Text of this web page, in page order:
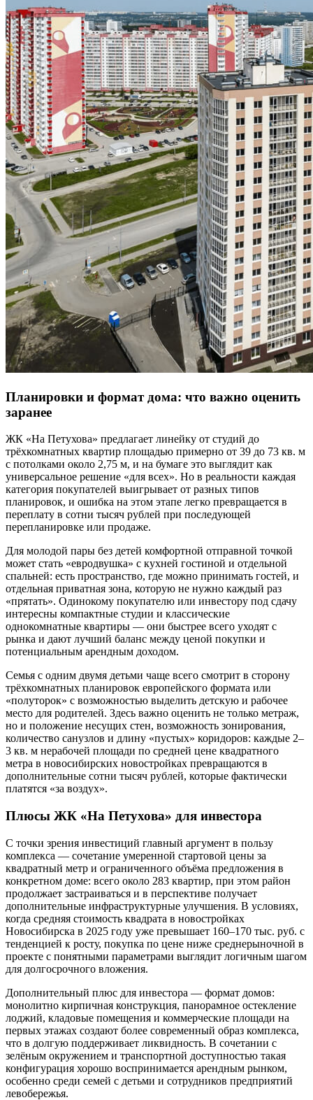
Планировки и формат дома: что важно оценить
заранее
ЖК «На Петухова» предлагает линейку от студий до
трёхкомнатных квартир площадью примерно от 39 до 73 кв. м
с потолками около 2,75 м, и на бумаге это выглядит как
универсальное решение «для всех». Но в реальности каждая
категория покупателей выигрывает от разных типов
планировок, и ошибка на этом этапе легко превращается в
переплату в сотни тысяч рублей при последующей
перепланировке или продаже.
Для молодой пары без детей комфортной отправной точкой
может стать «евродвушка» с кухней гостиной и отдельной
спальней: есть пространство, где можно принимать гостей, и
отдельная приватная зона, которую не нужно каждый раз
«прятать». Одинокому покупателю или инвестору под сдачу
интересны компактные студии и классические
однокомнатные квартиры — они быстрее всего уходят с
рынка и дают лучший баланс между ценой покупки и
потенциальным арендным доходом.
Семья с одним двумя детьми чаще всего смотрит в сторону
трёхкомнатных планировок европейского формата или
«полуторок» с возможностью выделить детскую и рабочее
место для родителей. Здесь важно оценить не только метраж,
но и положение несущих стен, возможность зонирования,
количество санузлов и длину «пустых» коридоров: каждые 2–
3 кв. м нерабочей площади по средней цене квадратного
метра в новосибирских новостройках превращаются в
дополнительные сотни тысяч рублей, которые фактически
платятся «за воздух».
Плюсы ЖК «На Петухова» для инвестора
С точки зрения инвестиций главный аргумент в пользу
комплекса — сочетание умеренной стартовой цены за
квадратный метр и ограниченного объёма предложения в
конкретном доме: всего около 283 квартир, при этом район
продолжает застраиваться и в перспективе получает
дополнительные инфраструктурные улучшения. В условиях,
когда средняя стоимость квадрата в новостройках
Новосибирска в 2025 году уже превышает 160–170 тыс. руб. с
тенденцией к росту, покупка по цене ниже среднерыночной в
проекте с понятными параметрами выглядит логичным шагом
для долгосрочного вложения.
Дополнительный плюс для инвестора — формат домов:
монолитно кирпичная конструкция, панорамное остекление
лоджий, кладовые помещения и коммерческие площади на
первых этажах создают более современный образ комплекса,
что в долгую поддерживает ликвидность. В сочетании с
зелёным окружением и транспортной доступностью такая
конфигурация хорошо воспринимается арендным рынком,
особенно среди семей с детьми и сотрудников предприятий
левобережья.